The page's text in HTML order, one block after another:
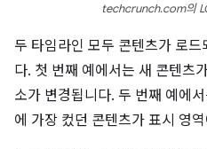
techcrunch.com의
두 타임라인 모두 콘텐츠가 로
다. 첫 번째 예에서는 새 콘텐츠
소가 변경됩니다. 두 번째 예에
에 가장 컸던 콘텐츠가 표시 영